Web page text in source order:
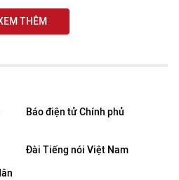
THÊM
Báo điện tử Chính phủ
Đài Tiếng nói Việt Nam